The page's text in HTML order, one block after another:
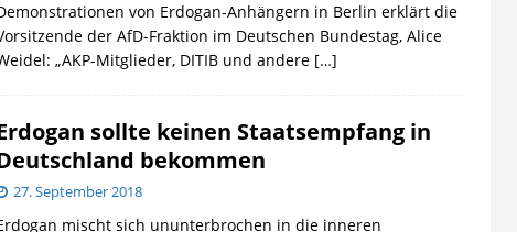
von Erdogan-Anhängern in Berlin erklärt die
der AfD-Fraktion im Deutschen Bundestag, Alice
„AKP-Mitglieder, DITIB und andere […]
sollte keinen Staatsempfang in
bekommen
27. September 2018
mischt sich ununterbrochen in die inneren